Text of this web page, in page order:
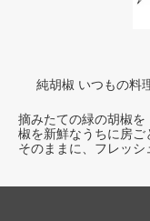
純胡椒 いつもの料
摘みたての緑の胡椒
椒を新鮮なうちに房
そのままに、フレッシ